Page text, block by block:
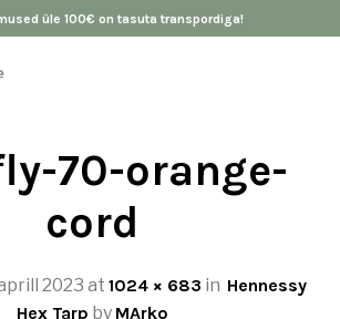
üle 100€ on tasuta transpordiga!
70-orange-
cord
2023 at 1024 × 683 in Hennessy
Hex Tarp by MArko